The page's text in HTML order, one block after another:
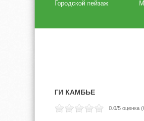
Городской пейзаж
ГИ КАМБЬЕ
0.0/5 оценка (